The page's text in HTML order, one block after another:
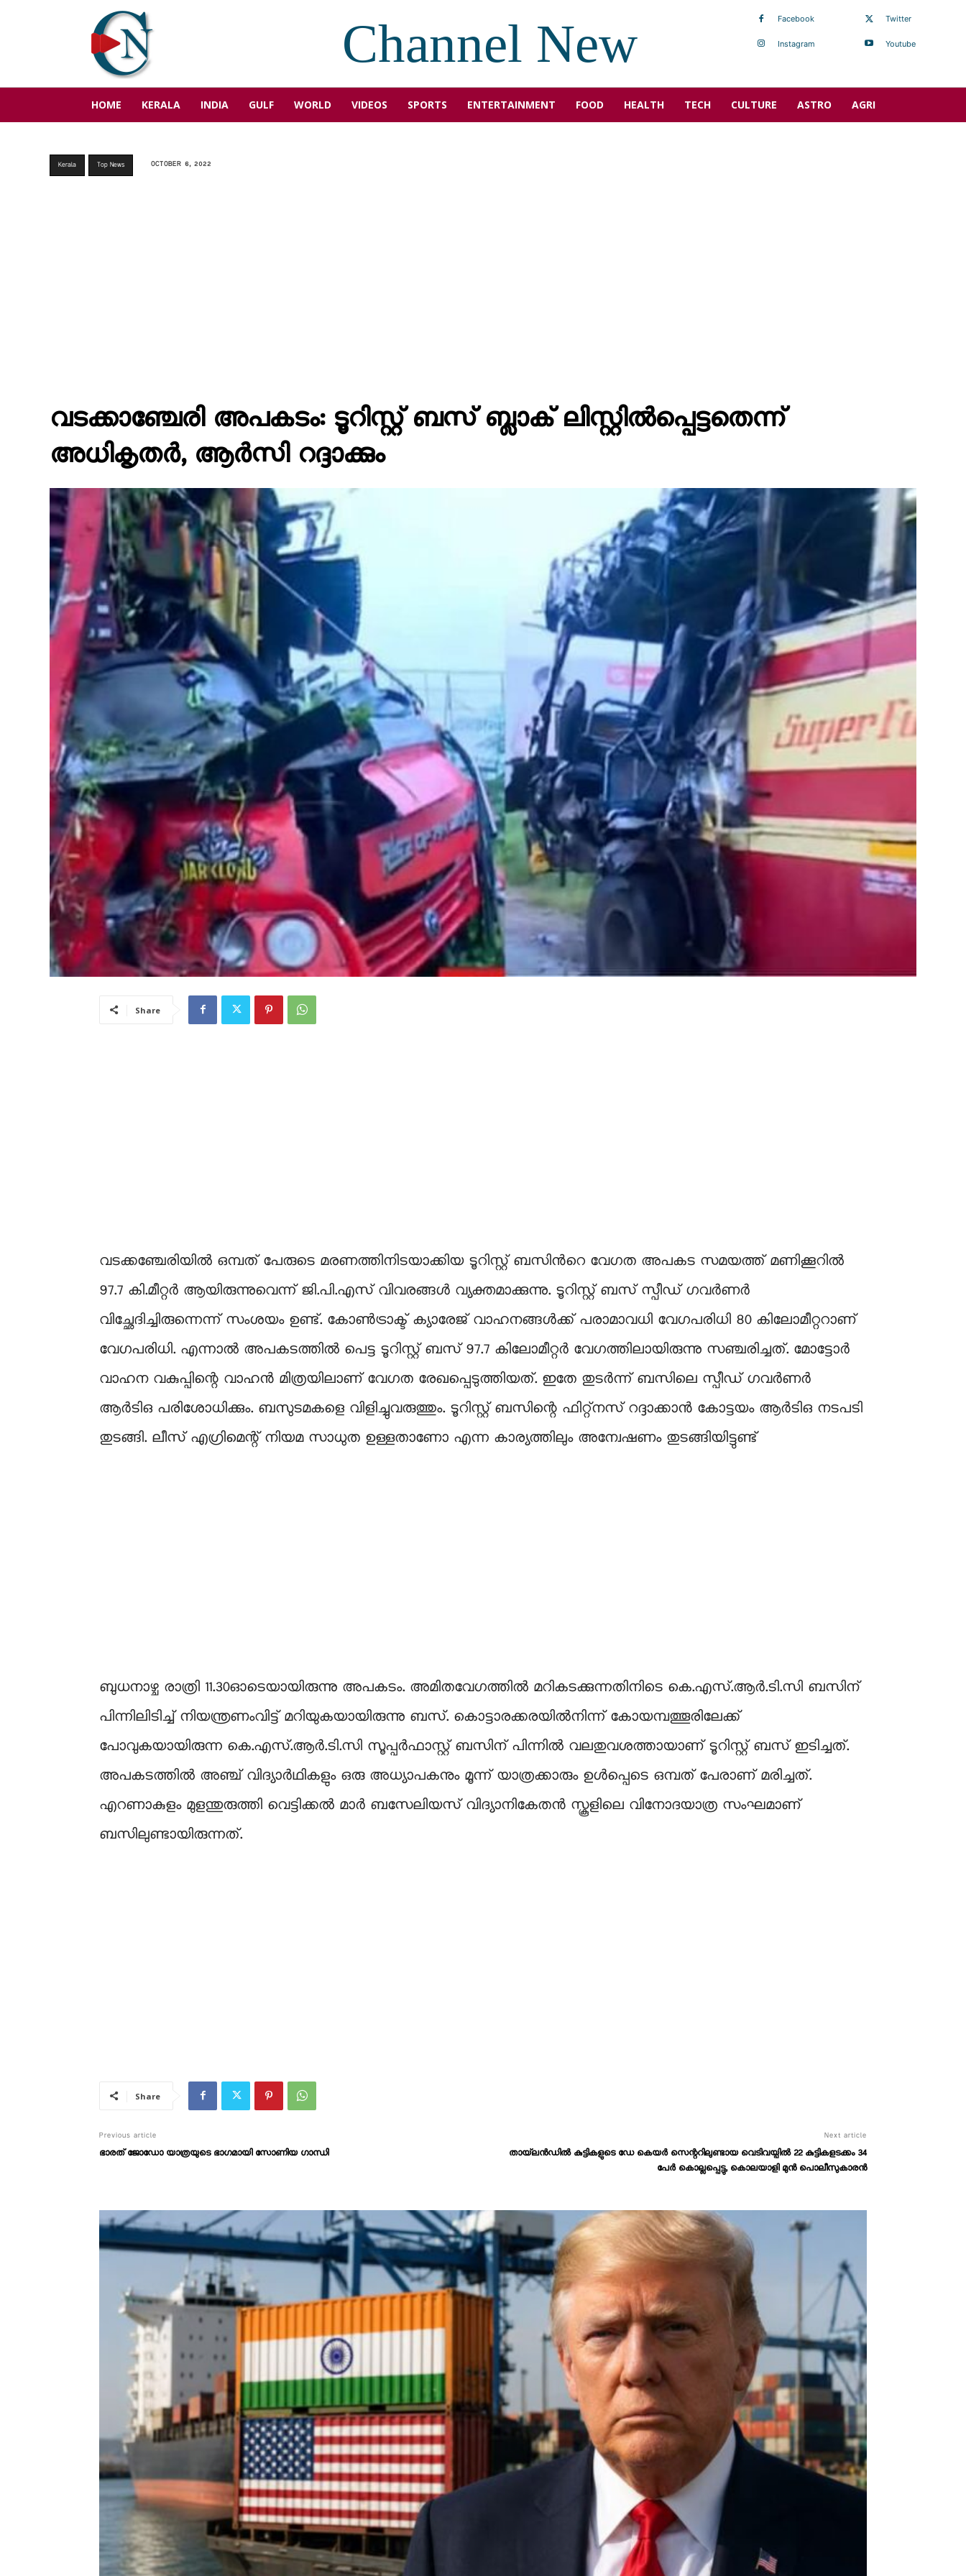
Channel New Facebook
Instagram
Twitter
Youtube
HOME KERALA INDIA GULF WORLD VIDEOS SPORTS ENTERTAINMENT FOOD HEALTH TECH CULTURE ASTRO AGRI
Kerala Top News OCTOBER 6, 2022
വടക്കാഞ്ചേരി അപകടം: ടൂറിസ്റ്റ് ബസ് ബ്ലാക് ലിസ്റ്റിൽപ്പെട്ടതെന്ന്
അധികൃതർ, ആർസി റദ്ദാക്കും
Share
വടക്കഞ്ചേരിയിൽ ഒമ്പത് പേരുടെ മരണത്തിനിടയാക്കിയ ടൂറിസ്റ്റ് ബസിന്‍റെ വേഗത അപകട സമയത്ത് മണിക്കൂറിൽ
97.7 കി.മീറ്റർ ആയിരുന്നുവെന്ന് ജി.പി.എസ് വിവരങ്ങൾ വ്യക്തമാക്കുന്നു. ടൂറിസ്റ്റ് ബസ് സ്പീഡ് ഗവർണർ
വിച്ഛേദിച്ചിരുന്നെന്ന് സംശയം ഉണ്ട്. കോൺട്രാക്ട് ക്യാരേജ് വാഹനങ്ങൾക്ക് പരാമാവധി വേഗപരിധി 80 കിലോമീറ്ററാണ്
വേഗപരിധി. എന്നാൽ അപകടത്തിൽ പെട്ട ടൂറിസ്റ്റ് ബസ് 97.7 കിലോമീറ്റർ വേഗത്തിലായിരുന്നു സഞ്ചരിച്ചത്. മോട്ടോർ
വാഹന വകുപ്പിന്റെ വാഹൻ മിത്രയിലാണ് വേഗത രേഖപ്പെടുത്തിയത്. ഇതേ തുടർന്ന് ബസിലെ സ്പീഡ് ഗവർണർ
ആർടിഒ പരിശോധിക്കും. ബസുടമകളെ വിളിച്ചുവരുത്തും. ടൂറിസ്റ്റ് ബസിന്റെ ഫിറ്റ്നസ് റദ്ദാക്കാൻ കോട്ടയം ആർടിഒ നടപടി
തുടങ്ങി. ലീസ് എഗ്രിമെന്റ് നിയമ സാധുത ഉള്ളതാണോ എന്ന കാര്യത്തിലും അന്വേഷണം തുടങ്ങിയിട്ടുണ്ട്
ബുധനാഴ്ച രാത്രി 11.30ഓടെയായിരുന്നു അപകടം. അമിതവേഗത്തിൽ മറികടക്കുന്നതിനിടെ കെ.എസ്.ആർ.ടി.സി ബസിന്
പിന്നിലിടിച്ച് നിയന്ത്രണംവിട്ട് മറിയുകയായിരുന്നു ബസ്. കൊട്ടാരക്കരയിൽനിന്ന് കോയമ്പത്തൂരിലേക്ക്
പോവുകയായിരുന്ന കെ.എസ്.ആർ.ടി.സി സൂപ്പർഫാസ്റ്റ് ബസിന് പിന്നിൽ വലതുവശത്തായാണ് ടൂറിസ്റ്റ് ബസ് ഇടിച്ചത്.
അപകടത്തിൽ അഞ്ച് വിദ്യാർഥികളും ഒരു അധ്യാപകനും മൂന്ന് യാത്രക്കാരും ഉൾപ്പെടെ ഒമ്പത് പേരാണ് മരിച്ചത്.
എറണാകുളം മുളന്തുരുത്തി വെട്ടിക്കൽ മാർ ബസേലിയസ് വിദ്യാനികേതൻ സ്കൂളിലെ വിനോദയാത്ര സംഘമാണ്
ബസിലുണ്ടായിരുന്നത്.
Share
Previous article
ഭാരത് ജോഡോ യാത്രയുടെ ഭാഗമായി സോണിയ ഗാന്ധി
Next article
തായ്‌ലൻഡിൽ കുട്ടികളുടെ ഡേ കെയർ സെന്ററിലുണ്ടായ വെടിവയ്പിൽ 22 കുട്ടികളടക്കം 34
പേർ കൊല്ലപ്പെട്ടു, കൊലയാളി മുൻ പൊലീസുകാരൻ